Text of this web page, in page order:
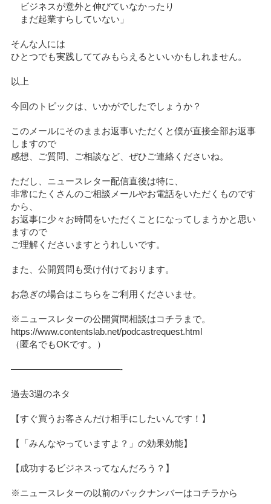
ビジネスが意外と伸びていなかったり
まだ起業すらしていない」
そんな人には
ひとつでも実践しててみもらえるといいかもしれません。
以上
今回のトピックは、いかがでしたでしょうか？
このメールにそのままお返事いただくと僕が直接全部お返事
しますので
感想、ご質問、ご相談など、ぜひご連絡くださいね。
ただし、ニュースレター配信直後は特に、
非常にたくさんのご相談メールやお電話をいただくものです
から、
お返事に少々お時間をいただくことになってしまうかと思い
ますので
ご理解くださいますとうれしいです。
また、公開質問も受け付けております。
お急ぎの場合はこちらをご利用くださいませ。
※ニュースレターの公開質問相談はコチラまで。
https://www.contentslab.net/podcastrequest.html
（匿名でもOKです。）
————————————-
過去3週のネタ
【すぐ買うお客さんだけ相手にしたいんです！】
【「みんなやっていますよ？」の効果効能】
【成功するビジネスってなんだろう？】
※ニュースレターの以前のバックナンバーはコチラから